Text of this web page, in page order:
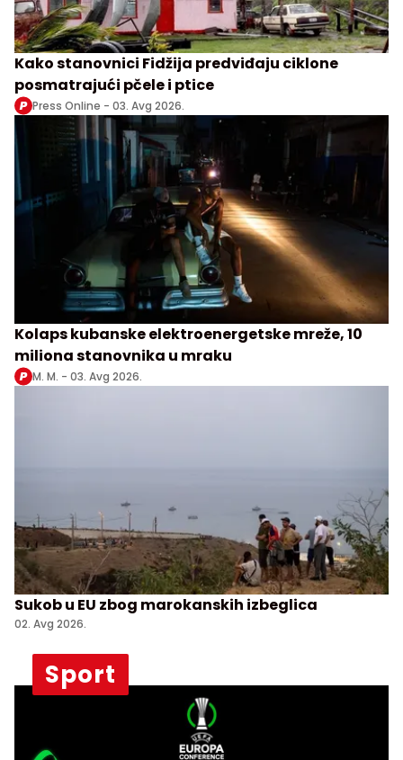
Kako stanovnici Fidžija predviđaju ciklone
posmatrajući pčele i ptice
Press Online - 03. Avg 2026.
Kolaps kubanske elektroenergetske mreže, 10
miliona stanovnika u mraku
M. M. - 03. Avg 2026.
Sukob u EU zbog marokanskih izbeglica
02. Avg 2026.
Sport